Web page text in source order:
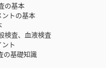
の基本
トの基本
検査、血液検査
ト
の基礎知識